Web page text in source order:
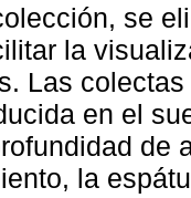
se
la
Las
en el
de
la